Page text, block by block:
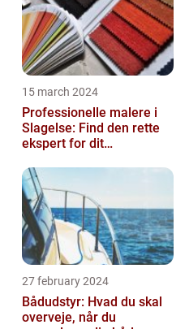
15 march 2024
Professionelle malere i
Slagelse: Find den rette
ekspert for dit
27 february 2024
Bådudstyr: Hvad du skal
overveje, når du